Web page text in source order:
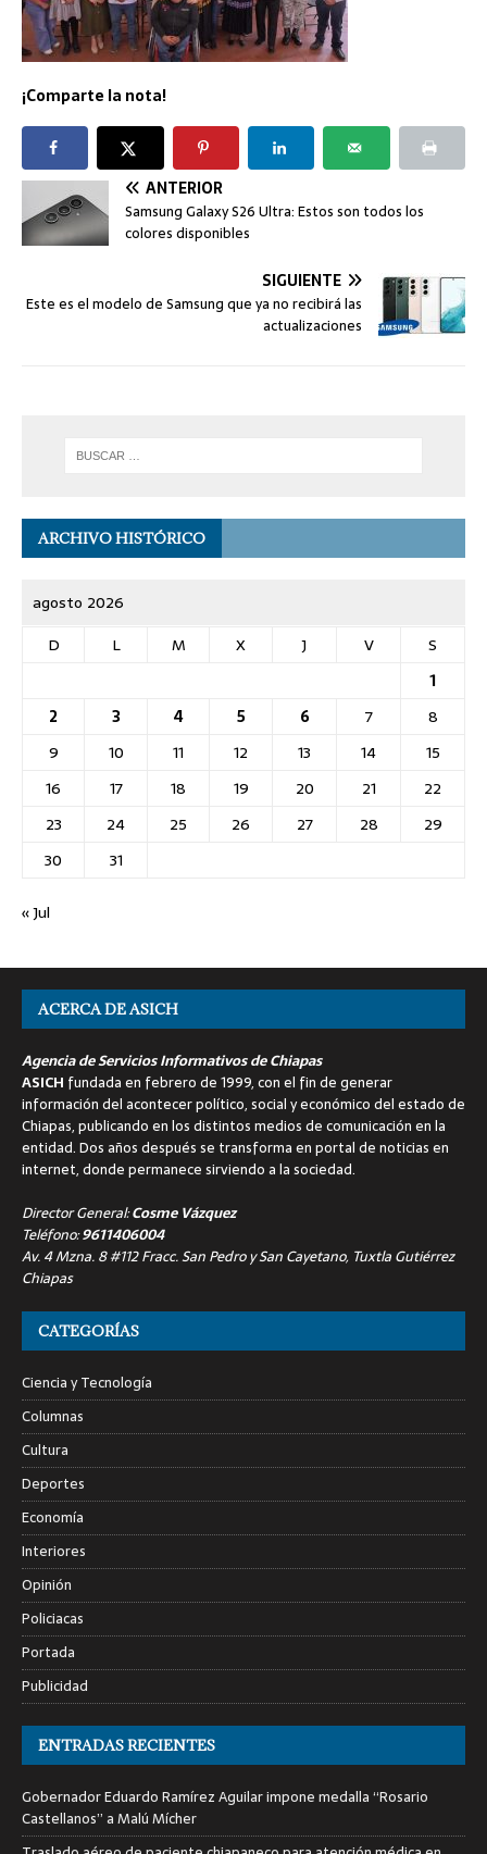
¡Comparte la nota!
ANTERIOR
Samsung Galaxy S26 Ultra: Estos son todos los
colores disponibles
SIGUIENTE
Este es el modelo de Samsung que ya no recibirá las
actualizaciones
ARCHIVO HISTÓRICO
agosto 2026
D
L M X J V
S
1
2
3 4 5 6 7
8
9
10 11 12 13 14
15
16
17 18 19 20 21
22
23
24 25 26 27 28
29
30
31
« Jul
ACERCA DE ASICH
Agencia de Servicios Informativos de Chiapas
ASICH fundada en febrero de 1999, con el fin de generar
información del acontecer político, social y económico del estado de
Chiapas, publicando en los distintos medios de comunicación en la
entidad. Dos años después se transforma en portal de noticias en
internet, donde permanece sirviendo a la sociedad.
Director General:Cosme Vázquez
Teléfono:9611406004
Av. 4 Mzna. 8 #112 Fracc. San Pedro y San Cayetano, Tuxtla Gutiérrez
Chiapas
CATEGORÍAS
Ciencia y Tecnología
Columnas
Cultura
Deportes
Economía
Interiores
Opinión
Policiacas
Portada
Publicidad
ENTRADAS RECIENTES
Gobernador Eduardo Ramírez Aguilar impone medalla “Rosario
Castellanos” a Malú Mícher